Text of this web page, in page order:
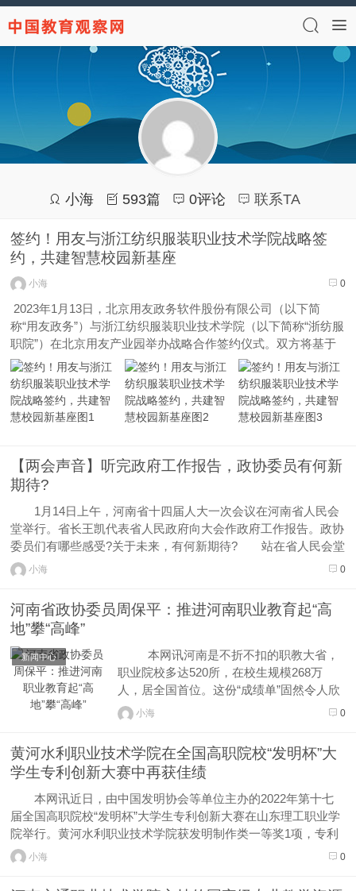
小海 593篇 0评论 联系TA
签约！用友与浙江纺织服装职业技术学院战略签
约，共建智慧校园新基座
0
小海
2023年1月13日，北京用友政务软件股份有限公司（以下简
称“用友政务”）与浙江纺织服装职业技术学院（以下简称“浙纺服
职院”）在北京用友产业园举办战略合作签约仪式。双方将基于
用友BIP平台，合力打造高校数智化“大内控”内部治理体系，共
建新时代智慧校园新基座！ 浙纺服职院校长...
【两会声音】听完政府工作报告，政协委员有何新
期待?
1月14日上午，河南省十四届人大一次会议在河南省人民会
堂举行。省长王凯代表省人民政府向大会作政府工作报告。政协
委员们有哪些感受?关于未来，有何新期待? 站在省人民会堂
门前，省政协委员周保平说，听完省政府工作报告，她备受鼓
0
小海
河南省政协委员周保平：推进河南职业教育起“高
地”攀“高峰”
新闻中心
本网讯河南是不折不扣的职教大省，
职业院校多达520所，在校生规模268万
人，居全国首位。这份“成绩单”固然令人欣
喜，但在56所全国“双高计划”高水平学校建
多不足，起高峰、建高地仍任重道远。
...
0
小海
黄河水利职业技术学院在全国高职院校“发明杯”大
学生专利创新大赛中再获佳绩
本网讯近日，由中国发明协会等单位主办的2022年第十七
届全国高职院校“发明杯”大学生专利创新大赛在山东理工职业学
院举行。黄河水利职业技术学院获发明制作类一等奖1项，专利
创新类一等奖1项，二等奖1项、三等奖2项。 此次大赛自启
院初选、校内...
0
小海